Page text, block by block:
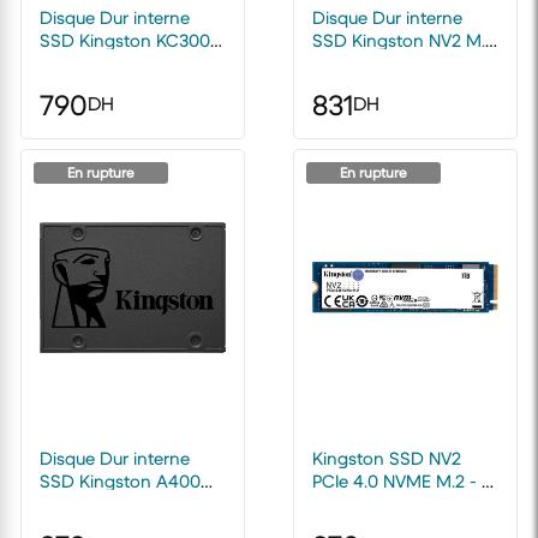
Disque Dur interne
SSD Kingston KC3000
790DH
Disque Dur interne
SSD Kingston NV2 M.2
831DH
En rupture
Disque Dur interne
SSD Kingston A400
En rupture
Kingston SSD NV2
PCIe 4.0 NVME M.2 - 1